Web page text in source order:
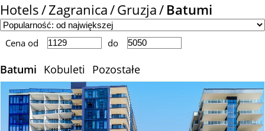
Hotels Zagranica Gruzja Batumi
Cena od do
Batumi Kobuleti Pozostałe